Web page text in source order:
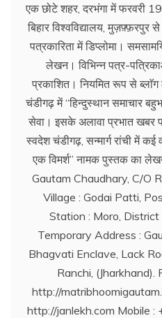
एक छोटे शहर, दरभंगा में फरवरी
बिहार विश्वविद्यालय, मुज़फ़्फ़रपुर
पत्रकारिता में डिप्लोमा।
लेखन। विभिन्न पत्र-
प्रकाशित। नियमित रूप से
चंडीगढ़ में ‘‘हिन्दुस्थान समाचार
सेवा। इसके अलावा प्रभात खबर
स्वदेश चंडीगढ़, सन्मार्ग रांची में कई
एक विमर्श’’ नामक पुस्तक का
Gautam Chaudhary, C/O
Village : Godai Patti,
Station : Moro, District
Temporary Address :
Bhagvati Enclave, Lack
Ranchi,
http://
http://janlekh.com Mobile